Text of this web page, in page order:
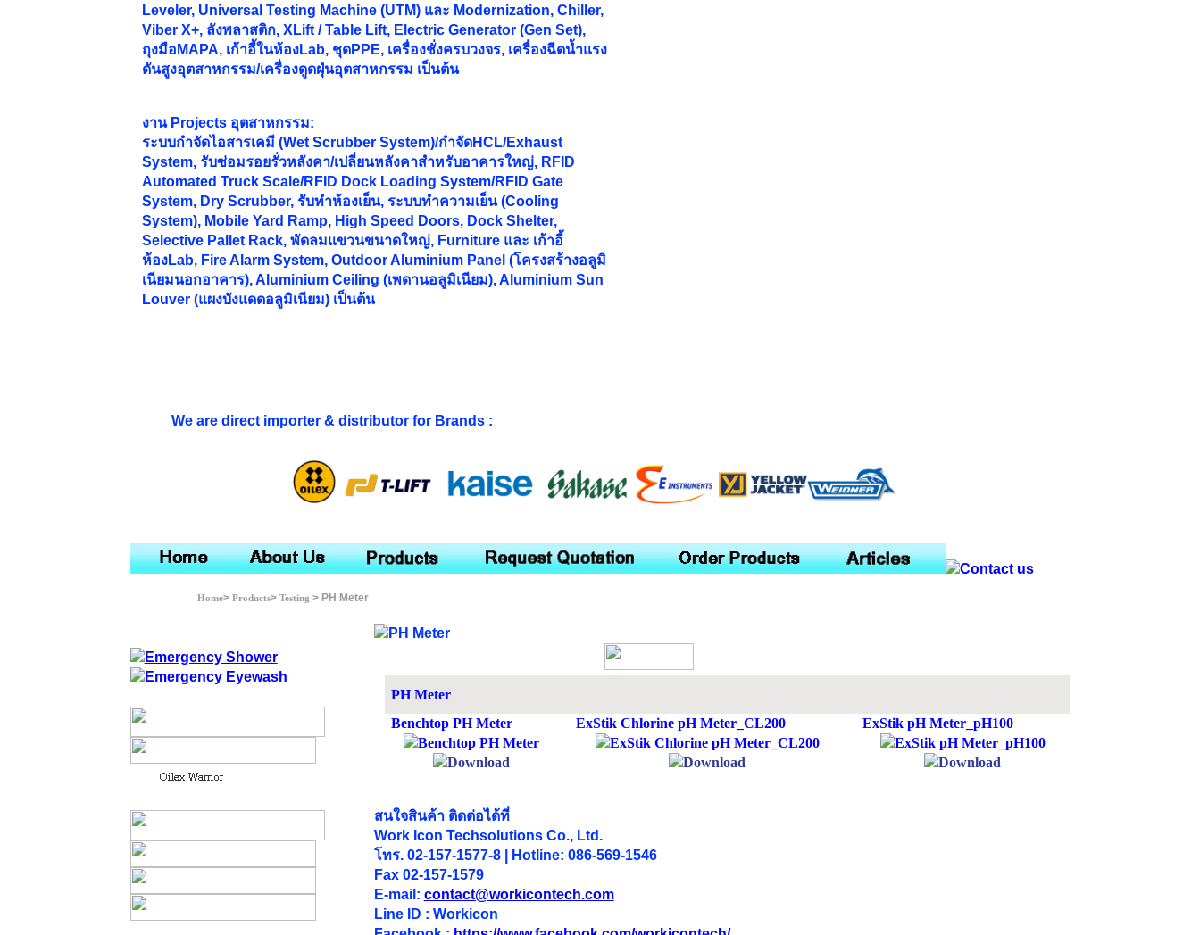
Leveler, Universal Testing Machine (UTM) และ Modernization, Chiller,
Viber X+, ลังพลาสติก, XLift / Table Lift, Electric Generator (Gen Set),
ถุงมือMAPA, เก้าอี้ในห้องLab, ชุดPPE, เครื่องชั่งครบวงจร, เครื่องฉีดน้ำแรง
ดันสูงอุตสาหกรรม/เครื่องดูดฝุ่นอุตสาหกรรม เป็นต้น
งาน Projects อุตสาหกรรม:
ระบบกำจัดไอสารเคมี (Wet Scrubber System)/กำจัดHCL/Exhaust
System, รับซ่อมรอยรั่วหลังคา/เปลี่ยนหลังคาสำหรับอาคารใหญ่, RFID
Automated Truck Scale/RFID Dock Loading System/RFID Gate
System, Dry Scrubber, รับทำห้องเย็น, ระบบทำความเย็น (Cooling
System), Mobile Yard Ramp, High Speed Doors, Dock Shelter,
Selective Pallet Rack, พัดลมแขวนขนาดใหญ่, Furniture และ เก้าอี้
ห้องLab, Fire Alarm System, Outdoor Aluminium Panel (โครงสร้างอลูมิ
เนียมนอกอาคาร), Aluminium Ceiling (เพดานอลูมิเนียม), Aluminium Sun
Louver (แผงบังแดดอลูมิเนียม) เป็นต้น
We are direct importer & distributor for Brands :
Home> Products>Testing > PH Meter
PH Meter
Benchtop PH Meter
ExStik Chlorine pH Meter_CL200 ExStik pH Meter_pH100
สนใจสินค้า ติดต่อได้ที่
Work Icon Techsolutions Co., Ltd.
โทร. 02-157-1577-8 | Hotline: 086-569-1546
Fax 02-157-1579
E-mail: contact@workicontech.com
Line ID : Workicon